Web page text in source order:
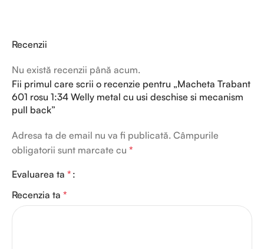
Recenzii
Nu există recenzii până acum.
Fii primul care scrii o recenzie pentru „Macheta Trabant
601 rosu 1:34 Welly metal cu usi deschise si mecanism
pull back”
Adresa ta de email nu va fi publicată. Câmpurile
obligatorii sunt marcate cu *
Evaluarea ta *
Recenzia ta *